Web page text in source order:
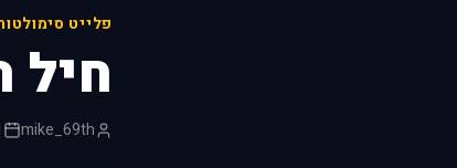
פלייט
חיל
mike_69th